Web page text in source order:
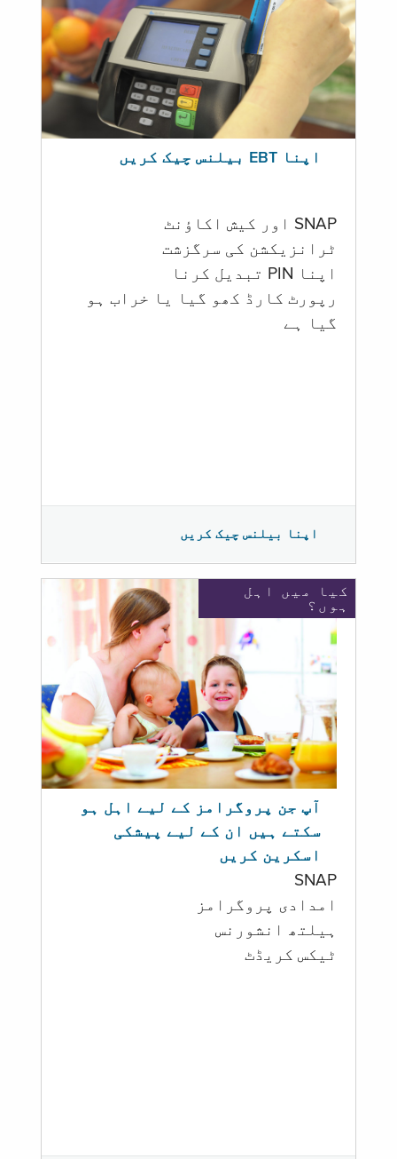
اپنا EBT بیلنس چیک کریں
SNAP اور کیش اکاؤنٹ
ٹرانزیکشن کی سرگزشت
اپنا PIN تبدیل کرنا
رپورٹ کارڈ کھو گیا یا خراب ہو
گيا ہے
اپنا بیلنس چیک کریں
کیا میں اہل
ہوں؟
آپ جن پروگرامز کے لیے اہل ہو
سکتے ہیں ان کے لیے پیشکی
اسکرین کریں
SNAP
امدادی پروگرامز
‏ہیلتھ انشورنس
ٹیکس کریڈٹ